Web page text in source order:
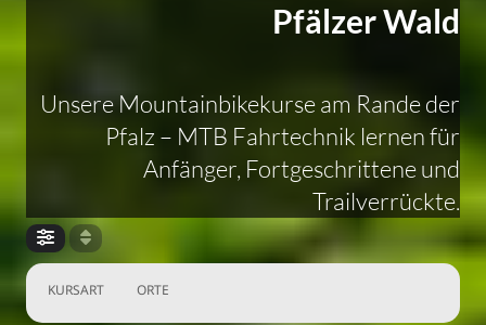
Pfälzer Wald
Unsere Mountainbikekurse am Rande der
Pfalz – MTB Fahrtechnik lernen für
Anfänger, Fortgeschrittene und
Trailverrückte.
KURSART ORTE